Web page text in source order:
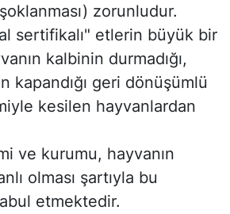
zorunludur.
sertifikalı" etlerin büyük bir
kalbinin durmadığı,
kapandığı geri dönüşümlü
kesilen hayvanlardan
ve kurumu, hayvanın
olması şartıyla bu
etmektedir.